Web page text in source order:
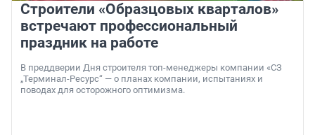
Строители «Образцовых кварталов»
встречают профессиональный
праздник на работе
В преддверии Дня строителя топ-менеджеры компании «СЗ
„Терминал-Ресурс“ — о планах компании, испытаниях и
поводах для осторожного оптимизма.